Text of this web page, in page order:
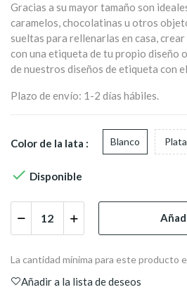
Gracias a su mayor tamaño son
caramelos, chocolatinas u otros
sueltas para rellenarlas en casa,
con una etiqueta de tu propio diseño
de nuestros diseños de etiqueta con
Plazo de envío: 1-2 días hábiles.
Color de la lata : Blanco Plata
 Disponible
La cantidad mínima para este producto
Añadir a la lista de deseos